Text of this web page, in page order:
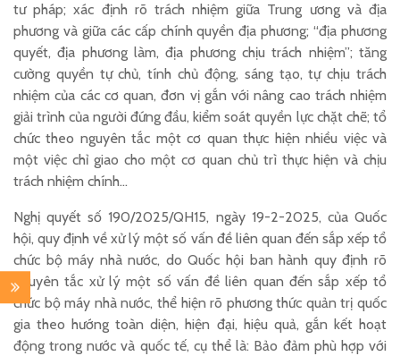
tư pháp; xác định rõ trách nhiệm giữa Trung ương và địa
phương và giữa các cấp chính quyền địa phương; “địa phương
quyết, địa phương làm, địa phương chịu trách nhiệm”; tăng
cường quyền tự chủ, tính chủ động, sáng tạo, tự chịu trách
nhiệm của các cơ quan, đơn vị gắn với nâng cao trách nhiệm
giải trình của người đứng đầu, kiểm soát quyền lực chặt chẽ; tổ
chức theo nguyên tắc một cơ quan thực hiện nhiều việc và
một việc chỉ giao cho một cơ quan chủ trì thực hiện và chịu
trách nhiệm chính…
Nghị quyết số 190/2025/QH15, ngày 19-2-2025, của Quốc
hội, quy định về xử lý một số vấn đề liên quan đến sắp xếp tổ
chức bộ máy nhà nước, do Quốc hội ban hành quy định rõ
nguyên tắc xử lý một số vấn đề liên quan đến sắp xếp tổ
chức bộ máy nhà nước, thể hiện rõ phương thức quản trị quốc
gia theo hướng toàn diện, hiện đại, hiệu quả, gắn kết hoạt
động trong nước và quốc tế, cụ thể là: Bảo đảm phù hợp với